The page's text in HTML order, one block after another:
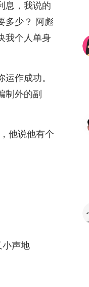
息，我说的
多少？ 阿彪
我个人单身
作成功。
制外的副
他说他有个
小声地